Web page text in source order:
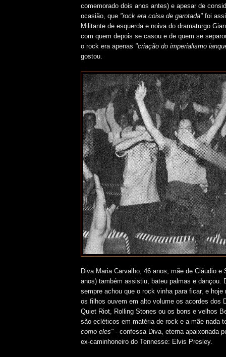
comemorado dois anos antes) e apesar de
ocasião, que "rock era coisa de garotada" foi
Militante de esquerda e noiva do dramaturgo
com quem depois se casou e de quem se
o rock era apenas "criação do imperialismo
gostou.
Diva Maria Carvalho, 46 anos, mãe de Cláudio e
anos) também assistiu, bateu palmas e dançou.
sempre achou que o rock vinha para ficar, e hoje
os filhos ouvem em alto volume os acordes dos
Quiet Riot, Rolling Stones ou os bons e velhos
são ecléticos em matéria de rock e a mãe nada
como eles" - confessa Diva, eterna apaixonada
ex-caminhoneiro do Tennesse: Elvis Presley.